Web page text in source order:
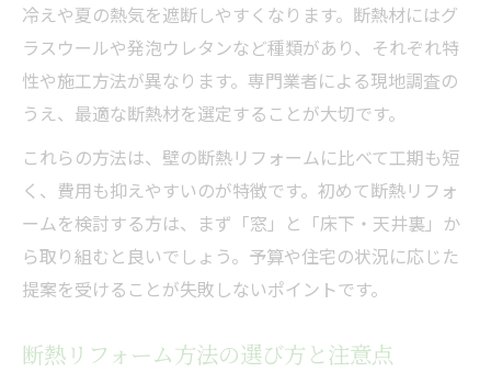
冷えや夏の熱気を遮断しやすくなります。断熱材にはグ
ラスウールや発泡ウレタンなど種類があり、それぞれ特
性や施工方法が異なります。専門業者による現地調査の
うえ、最適な断熱材を選定することが大切です。
これらの方法は、壁の断熱リフォームに比べて工期も短
く、費用も抑えやすいのが特徴です。初めて断熱リフォ
ームを検討する方は、まず「窓」と「床下・天井裏」か
ら取り組むと良いでしょう。予算や住宅の状況に応じた
提案を受けることが失敗しないポイントです。
断熱リフォーム方法の選び方と注意点